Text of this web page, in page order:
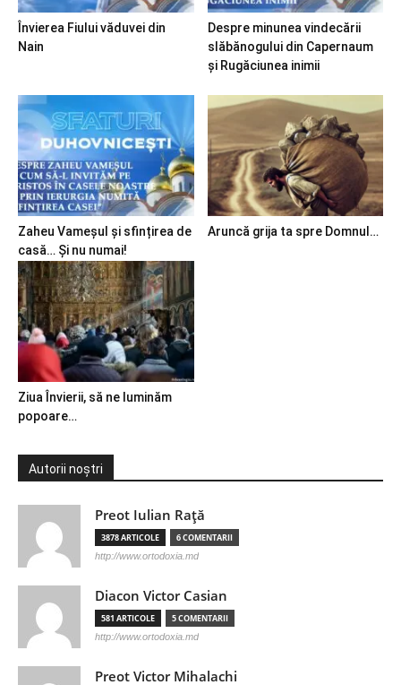
Învierea Fiului văduvei din
Nain
Despre minunea vindecării
slăbănogului din Capernaum
și Rugăciunea inimii
Zaheu Vameșul și sfințirea de
casă… Și nu numai!
Aruncă grija ta spre Domnul…
Ziua Învierii, să ne luminăm
popoare…
Autorii noștri
Preot Iulian Raţă
3878 ARTICOLE 6 COMENTARII
http://www.ortodoxia.md
Diacon Victor Casian
581 ARTICOLE 5 COMENTARII
http://www.ortodoxia.md
Preot Victor Mihalachi